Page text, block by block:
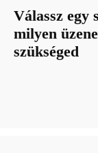
Válassz egy
milyen
szükséged